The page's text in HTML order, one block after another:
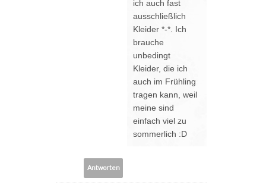
ich auch fast
ausschließlich
Kleider *-*. Ich
brauche
unbedingt
Kleider, die ich
auch im Frühling
tragen kann, weil
meine sind
einfach viel zu
sommerlich :D
Antworten